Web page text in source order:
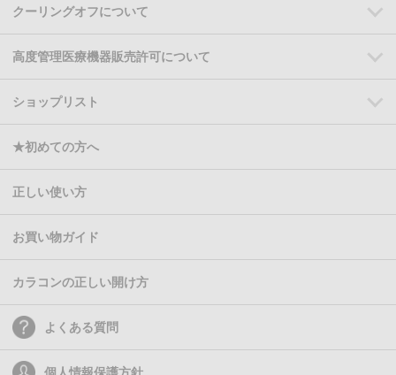
クーリングオフについて
高度管理医療機器販売許可について
ショップリスト
★初めての方へ
正しい使い方
お買い物ガイド
カラコンの正しい開け方
よくある質問